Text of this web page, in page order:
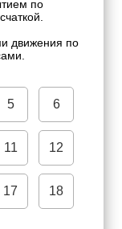
по
движения по
5 6
11 12
17 18